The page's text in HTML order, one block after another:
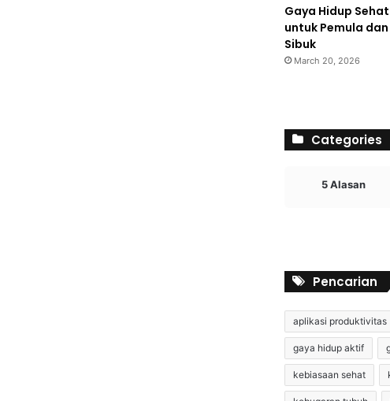
Gaya Hidup
untuk Pemula
Sibuk
March 20, 2026
Categories
5 Alasan
Pencarian
aplikasi produktivitas
gaya hidup aktif
kebiasaan sehat